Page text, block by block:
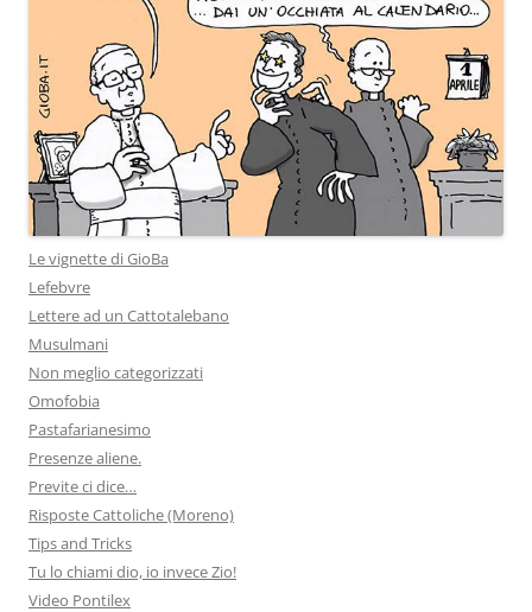
Le vignette di GioBa
Lefebvre
Lettere ad un Cattotalebano
Musulmani
Non meglio categorizzati
Omofobia
Pastafarianesimo
Presenze aliene.
Previte ci dice…
Risposte Cattoliche (Moreno)
Tips and Tricks
Tu lo chiami dio, io invece Zio!
Video Pontilex